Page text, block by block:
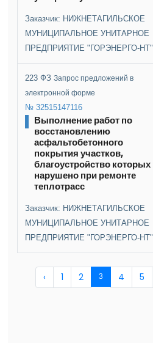
Заказчик: НИЖНЕТАГИЛЬСКОЕ
МУНИЦИПАЛЬНОЕ УНИТАРНОЕ
ПРЕДПРИЯТИЕ "ГОРЭНЕРГО-НТ"
223 ФЗЗапрос предложений в
электронной форме
№ 32515147116
Выполнение работ по
восстановлению
асфальтобетонного
покрытия участков,
благоустройство которых
нарушено при ремонте
теплотрасс
Заказчик: НИЖНЕТАГИЛЬСКОЕ
МУНИЦИПАЛЬНОЕ УНИТАРНОЕ
ПРЕДПРИЯТИЕ "ГОРЭНЕРГО-НТ"
‹ 1 2 3 4 5